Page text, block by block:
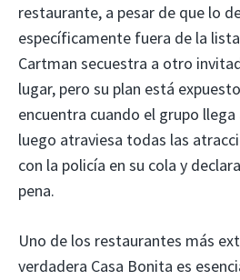
restaurante, a pesar de que lo
específicamente fuera de la
Cartman secuestra a otro
lugar, pero su plan está
encuentra cuando el grupo
luego atraviesa todas las
con la policía en su cola y
pena.
Uno de los restaurantes más
verdadera Casa Bonita es